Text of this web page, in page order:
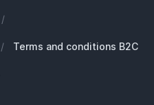
/
/ Terms and conditions B2C